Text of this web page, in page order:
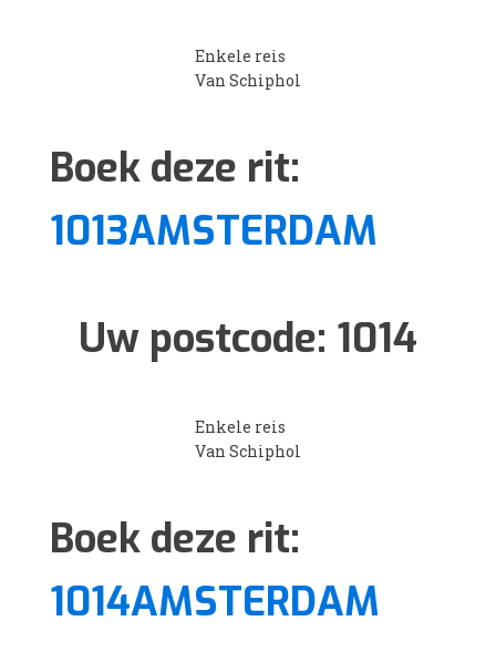
Enkele reis
Van Schiphol
Boek deze rit:
1013AMSTERDAM
Uw postcode: 1014
Enkele reis
Van Schiphol
Boek deze rit:
1014AMSTERDAM